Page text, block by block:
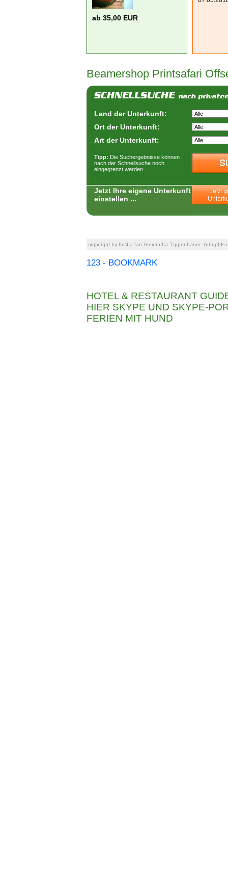
ab 35,00 EUR
Beamershop Printsafari
Land der Unterkunft:
Ort der Unterkunft:
Art der Unterkunft:
Tipp: Die Suchergebnisse können
nach der Schnellsuche noch
eingegrenzt werden
Jetzt Ihre eigene Unterkunft
einstellen ...
123 - BOOKMARK
HOTEL & RESTAURANT
HIER SKYPE UND SKYPE-
FERIEN MIT HUND